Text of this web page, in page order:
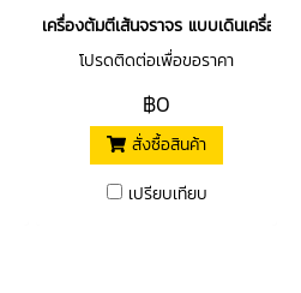
เครื่องต้มตีเส้นจราจร แบบเดินเครื่อง
โปรดติดต่อเพื่อขอราคา
฿0
สั่งซื้อสินค้า
เปรียบเทียบ